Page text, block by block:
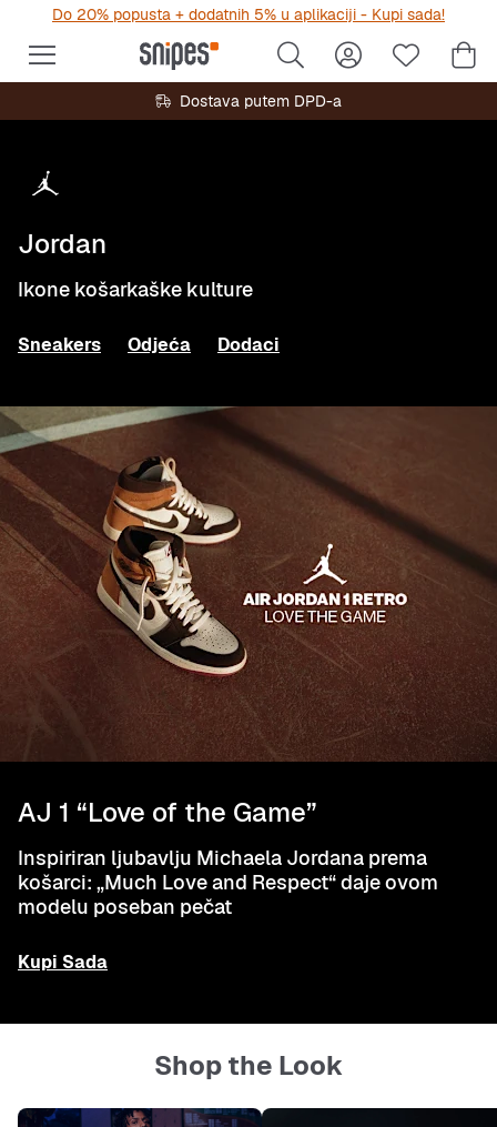
Do 20% popusta + dodatnih 5% u aplikaciji - Kupi sada!
Dostava putem DPD-a
Jordan
Ikone košarkaške kulture
Sneakers Odjeća Dodaci
AJ 1 “Love of the Game”
Inspiriran ljubavlju Michaela Jordana prema
košarci: „Much Love and Respect“ daje ovom
modelu poseban pečat
Kupi Sada
Shop the Look